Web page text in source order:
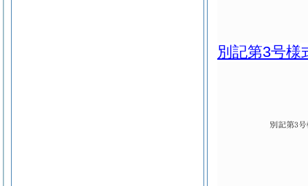
別記第3号様